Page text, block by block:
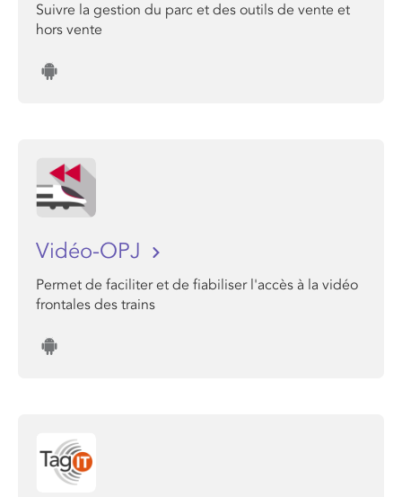
Suivre la gestion du parc et des outils de vente et
hors vente
Vidéo-OPJ
Permet de faciliter et de fiabiliser l'accès à la vidéo
frontales des trains